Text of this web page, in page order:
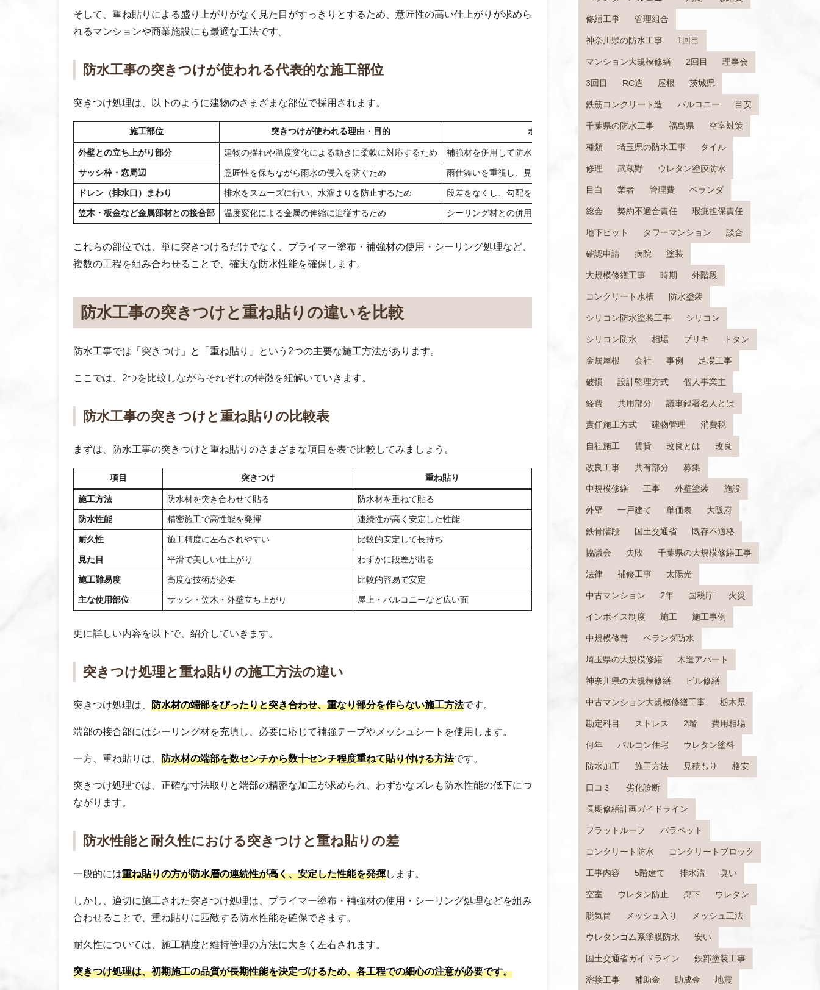
そして、重ね貼りによる盛り上がりがなく見た目がすっきりとするため、意匠性の高い仕上がりが求めら
れるマンションや商業施設にも最適な工法です。
防水工事の突きつけが使われる代表的な施工部位
突きつけ処理は、以下のように建物のさまざまな部位で採用されます。
施工部位 突きつけが使われる理由・目的 ポイント
外壁との立ち上がり部分 建物の揺れや温度変化による動きに柔軟に対応するため 補強材を併用して防水層のひび割れや剥離を防止
サッシ枠・窓周辺 意匠性を保ちながら雨水の侵入を防ぐため 雨仕舞いを重視し、見た目と防水性の両立を図る
ドレン（排水口）まわり 排水をスムーズに行い、水溜まりを防止するため 段差をなくし、勾配を確保して水の流れを妨げない
笠木・板金など金属部材との接合部 温度変化による金属の伸縮に追従するため シーリング材との併用で密着性と耐久性を高める
これらの部位では、単に突きつけるだけでなく、プライマー塗布・補強材の使用・シーリング処理など、
複数の工程を組み合わせることで、確実な防水性能を確保します。
防水工事の突きつけと重ね貼りの違いを比較
防水工事では「突きつけ」と「重ね貼り」という2つの主要な施工方法があります。
ここでは、2つを比較しながらそれぞれの特徴を紐解いていきます。
防水工事の突きつけと重ね貼りの比較表
まずは、防水工事の突きつけと重ね貼りのさまざまな項目を表で比較してみましょう。
項目 突きつけ 重ね貼り
施工方法 防水材を突き合わせて貼る 防水材を重ねて貼る
防水性能 精密施工で高性能を発揮 連続性が高く安定した性能
耐久性 施工精度に左右されやすい 比較的安定して長持ち
見た目 平滑で美しい仕上がり わずかに段差が出る
施工難易度 高度な技術が必要 比較的容易で安定
主な使用部位 サッシ・笠木・外壁立ち上がり 屋上・バルコニーなど広い面
更に詳しい内容を以下で、紹介していきます。
突きつけ処理と重ね貼りの施工方法の違い
突きつけ処理は、 防水材の端部をぴったりと突き合わせ、重なり部分を作らない施工方法です。
端部の接合部にはシーリング材を充填し、必要に応じて補強テープやメッシュシートを使用します。
一方、重ね貼りは、 防水材の端部を数センチから数十センチ程度重ねて貼り付ける方法です。
突きつけ処理では、正確な寸法取りと端部の精密な加工が求められ、わずかなズレも防水性能の低下につ
ながります。
防水性能と耐久性における突きつけと重ね貼りの差
一般的には重ね貼りの方が防水層の連続性が高く、安定した性能を発揮します。
しかし、適切に施工された突きつけ処理は、プライマー塗布・補強材の使用・シーリング処理などを組み
合わせることで、重ね貼りに匹敵する防水性能を確保できます。
耐久性については、施工精度と維持管理の方法に大きく左右されます。
突きつけ処理は、初期施工の品質が長期性能を決定づけるため、各工程での細心の注意が必要です。
修繕工事 管理組合
神奈川県の防水工事 1回目
マンション大規模修繕 2回目 理事会
3回目 RC造 屋根 茨城県
鉄筋コンクリート造 バルコニー 目安
千葉県の防水工事 福島県 空室対策
種類 埼玉県の防水工事 タイル
修理 武蔵野 ウレタン塗膜防水
目白 業者 管理費 ベランダ
総会 契約不適合責任 瑕疵担保責任
地下ピット タワーマンション 談合
確認申請 病院 塗装
大規模修繕工事 時期 外階段
コンクリート水槽 防水塗装
シリコン防水塗装工事 シリコン
シリコン防水 相場 ブリキ トタン
金属屋根 会社 事例 足場工事
破損 設計監理方式 個人事業主
経費 共用部分 議事録署名人とは
責任施工方式 建物管理 消費税
自社施工 賃貸 改良とは 改良
改良工事 共有部分 募集
中規模修繕 工事 外壁塗装 施設
外壁 一戸建て 単価表 大阪府
鉄骨階段 国土交通省 既存不適格
協議会 失敗 千葉県の大規模修繕工事
法律 補修工事 太陽光
中古マンション 2年 国税庁 火災
インボイス制度 施工 施工事例
中規模修善 ベランダ防水
埼玉県の大規模修繕 木造アパート
神奈川県の大規模修繕 ビル修繕
中古マンション大規模修繕工事 栃木県
勘定科目 ストレス 2階 費用相場
何年 パルコン住宅 ウレタン塗料
防水加工 施工方法 見積もり 格安
口コミ 劣化診断
長期修繕計画ガイドライン
フラットルーフ パラペット
コンクリート防水 コンクリートブロック
工事内容 5階建て 排水溝 臭い
空室 ウレタン防止 廊下 ウレタン
脱気筒 メッシュ入り メッシュ工法
ウレタンゴム系塗膜防水 安い
国土交通省ガイドライン 鉄部塗装工事
溶接工事 補助金 助成金 地震